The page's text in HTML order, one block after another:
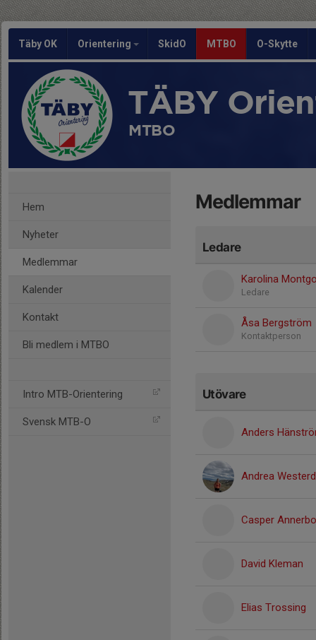
Täby OK Orientering SkidO MTBO O-Skytte
TÄBY
MTBO
Hem
Nyheter
Medlemmar
Kalender
Kontakt
Bli medlem i MTBO
Intro MTB-Orientering
Svensk MTB-O
Medlemmar
Ledare
Karolina
Ledare
Åsa Bergström
Kontaktperson
Utövare
Anders
Andrea
Casper
David Kleman
Elias Trossing